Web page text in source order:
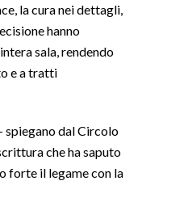
la cura nei dettagli,
hanno
sala, rendendo
e a tratti
spiegano dal Circolo
che ha saputo
forte il legame con la